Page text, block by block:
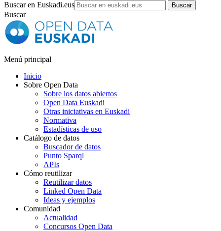
Buscar en Euskadi.eus
Buscar
Menú principal
Inicio
Sobre Open Data
Sobre los datos abiertos
Open Data Euskadi
Otras iniciativas en Euskadi
Normativa
Estadísticas de uso
Catálogo de datos
Buscador de datos
Punto Sparql
APIs
Cómo reutilizar
Reutilizar datos
Linked Open Data
Ideas y ejemplos
Comunidad
Actualidad
Concursos Open Data